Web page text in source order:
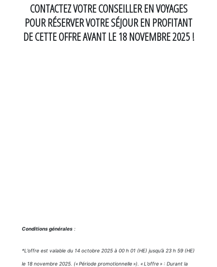
CONTACTEZ VOTRE CONSEILLER EN VOYAGES
POUR RÉSERVER VOTRE SÉJOUR EN PROFITANT
DE CETTE OFFRE AVANT LE 18 NOVEMBRE 2025 !
Conditions générales:
*L’offre est valable du 14 octobre 2025 à 00 h 01 (HE) jusqu’à 23 h 59 (HE)
le 18 novembre 2025. (« Période promotionnelle »). « L’offre » : Durant la